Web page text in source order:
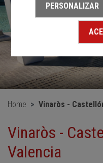
PERSONALIZAR
Home Vinaròs -
Vinaròs -
Valencia